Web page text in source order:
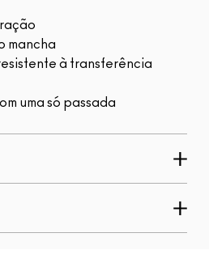
mancha
à transferência
uma só passada